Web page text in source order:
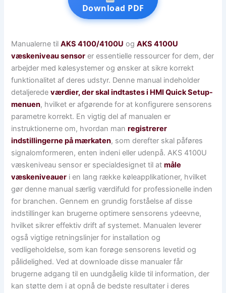
Download PDF
Manualerne tilAKS 4100/4100U ogAKS 4100U
væskeniveau sensor er essentielle ressourcer for dem, der
arbejder med kølesystemer og ønsker at sikre korrekt
funktionalitet af deres udstyr. Denne manual indeholder
detaljeredeværdier, der skal indtastes i HMI Quick Setup-
menuen, hvilket er afgørende for at konfigurere sensorens
parametre korrekt. En vigtig del af manualen er
instruktionerne om, hvordan manregistrerer
indstillingerne på mærkaten, som derefter skal påføres
signalomformeren, enten indeni eller udenpå. AKS 4100U
væskeniveau sensor er specialdesignet til atmåle
væskeniveauer i en lang række køleapplikationer, hvilket
gør denne manual særlig værdifuld for professionelle inden
for branchen. Gennem en grundig forståelse af disse
indstillinger kan brugerne optimere sensorens ydeevne,
hvilket sikrer effektiv drift af systemet. Manualen leverer
også vigtige retningslinjer for installation og
vedligeholdelse, som kan forøge sensorens levetid og
pålidelighed. Ved at downloade disse manualer får
brugerne adgang til en uundgåelig kilde til information, der
kan støtte dem i at opnå de bedste resultater i deres